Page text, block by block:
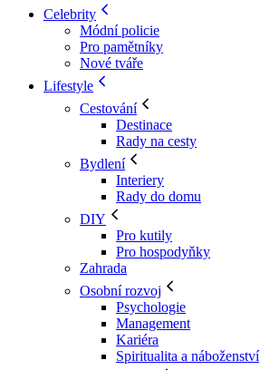
Celebrity
Módní policie
Pro pamětníky
Nové tváře
Lifestyle
Cestování
Destinace
Rady na cesty
Bydlení
Interiery
Rady do domu
DIY
Pro kutily
Pro hospodyňky
Zahrada
Osobní rozvoj
Psychologie
Management
Kariéra
Spiritualita a náboženství